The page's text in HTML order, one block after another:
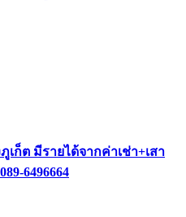
เก็ต มีรายได้จากค่าเช่า+เสา
6496664